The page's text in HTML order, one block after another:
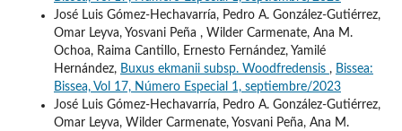
José Luis Gómez-Hechavarría, Pedro A. González-Gutiérrez,
Omar Leyva, Yosvani Peña , Wilder Carmenate, Ana M.
Ochoa, Raima Cantillo, Ernesto Fernández, Yamilé
Hernández, Buxus ekmanii subsp. Woodfredensis , Bissea:
Bissea, Vol 17, Número Especial 1, septiembre/2023
José Luis Gómez-Hechavarría, Pedro A. González-Gutiérrez,
Omar Leyva, Wilder Carmenate, Yosvani Peña, Ana M.